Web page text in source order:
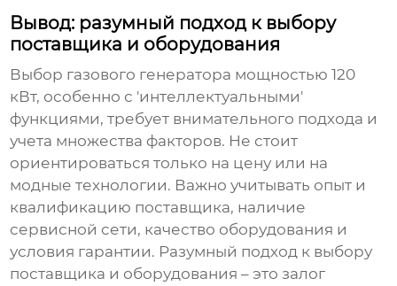
Вывод: разумный подход к выбору
поставщика и оборудования
Выбор газового генератора мощностью 120
кВт, особенно с 'интеллектуальными'
функциями, требует внимательного подхода и
учета множества факторов. Не стоит
ориентироваться только на цену или на
модные технологии. Важно учитывать опыт и
квалификацию поставщика, наличие
сервисной сети, качество оборудования и
условия гарантии. Разумный подход к выбору
поставщика и оборудования – это залог